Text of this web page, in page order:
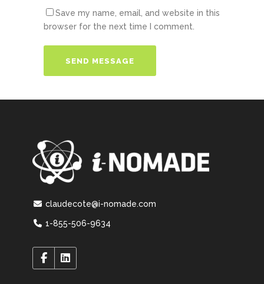
Save my name, email, and website in this
browser for the next time I comment.
claudecote@i-nomade.com
1-855-506-9634